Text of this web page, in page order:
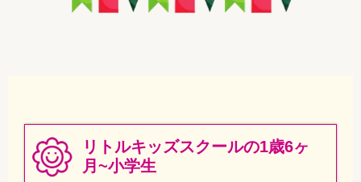
リトルキッズスクールの1歳6ヶ
月~小学生